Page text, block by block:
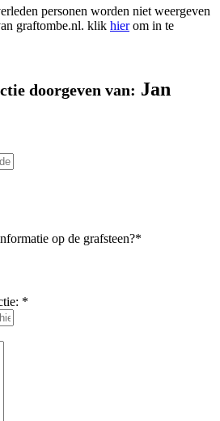
personen worden niet weergeven
graftombe.nl. klik hierom in te
doorgeven van: Jan
op de grafsteen?*
*